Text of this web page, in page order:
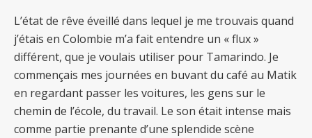
L’état de rêve éveillé dans lequel je me trouvais quand
j’étais en Colombie m’a fait entendre un « flux »
différent, que je voulais utiliser pour Tamarindo. Je
commençais mes journées en buvant du café au Matik
en regardant passer les voitures, les gens sur le
chemin de l’école, du travail. Le son était intense mais
comme partie prenante d’une splendide scène